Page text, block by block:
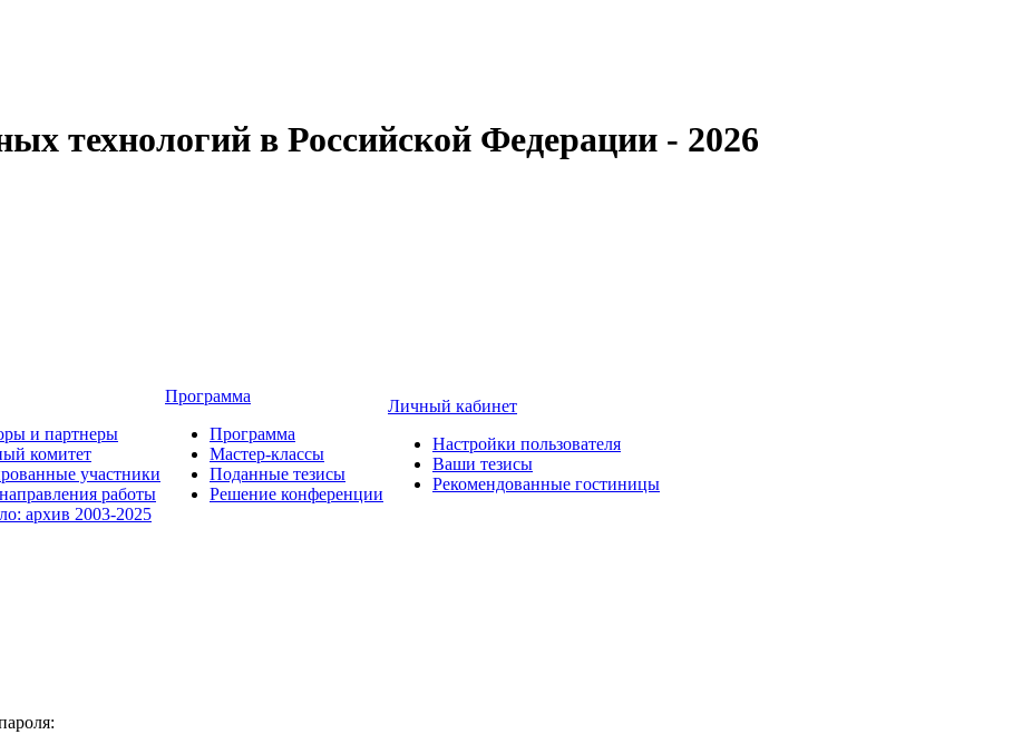
технологий в Российской Федерации - 2026
и партнеры
комитет
участники
работы
архив 2003-2025
Программа
Программа
Мастер-классы
Поданные тезисы
Решение конференции
Личный кабинет
Настройки пользователя
Ваши тезисы
Рекомендованные гостиницы